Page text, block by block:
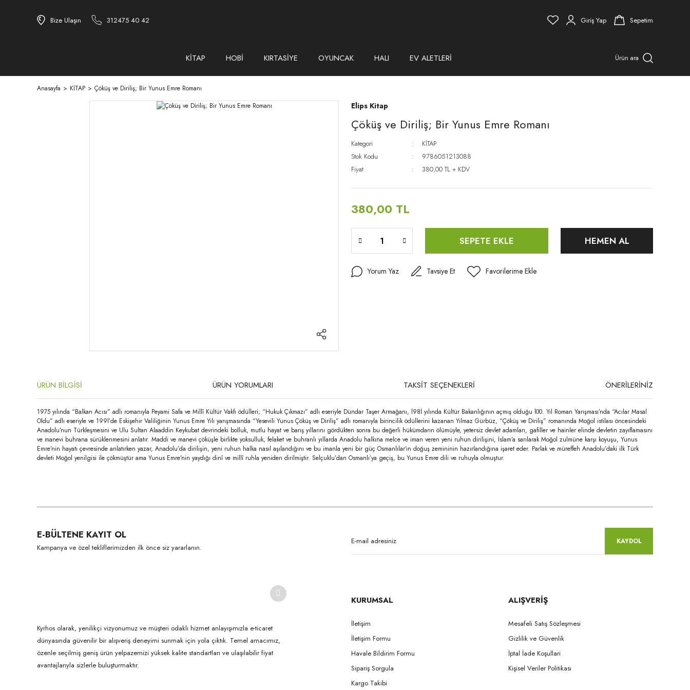
Bize Ulaşın 312475 40 42 Giriş Yap Sepetim
KİTAP HOBİ KIRTASİYE OYUNCAK HALI EV ALETLERİ Ürün ara
Anasayfa KİTAP Çöküş ve Diriliş; Bir Yunus Emre Romanı
Elips Kitap
Çöküş ve Diriliş; Bir Yunus Emre Romanı
Kategori
KİTAP
Stok Kodu
9786051213088
Fiyat
380,00 TL + KDV
380,00 TL
SEPETE EKLE HEMEN AL
Yorum Yaz Tavsiye Et
ÜRÜN BİLGİSİ ÜRÜN YORUMLARI TAKSİT SEÇENEKLERİ ÖNERİLERİNİZ
1975 yılında “Balkan Acısı” adlı romanıyla Peyami Safa ve Millî Kültür Vakfı ödülleri; “Hukuk Çıkmazı” adlı eseriyle Dündar Taşer Armağanı, l98l yılında Kültür Bakanlığının açmış olduğu l00. Yıl Roman Yarışması’nda “Acılar Masal
Oldu” adlı eseriyle ve 199l’de Eskişehir Valiliğinin Yunus Emre Yılı yarışmasında “Yesevili Yunus Çöküş ve Diriliş” adlı romanıyla birincilik ödüllerini kazanan Yılmaz Gürbüz, “Çöküş ve Diriliş” romanında Moğol istilası öncesindeki
Anadolu’nun Türkleşmesini ve Ulu Sultan Alaaddin Keykubat devrindeki bolluk, mutlu hayat ve barış yıllarını gördükten sonra bu değerli hükümdarın ölümüyle, yetersiz devlet adamları, gafiller ve hainler elinde devletin zayıflamasını
ve manevi buhrana sürüklenmesini anlatır. Maddi ve manevi çöküşle birlikte yoksulluk, felaket ve buhranlı yıllarda Anadolu halkına melce ve iman veren yeni ruhun dirilişini, İslam’a sarılarak Moğol zulmüne karşı koyuşu, Yunus
Emre’nin hayatı çevresinde anlatırken yazar, Anadolu’da dirilişin, yeni ruhun halka nasıl aşılandığını ve bu imanla yeni bir güç Osmanlılar’ın doğuş zemininin hazırlandığına işaret eder. Parlak ve müreffeh Anadolu’daki ilk Türk
devleti Moğol yenilgisi ile çökmüştür ama Yunus Emre’nin yaydığı dinî ve millî ruhla yeniden dirilmiştir. Selçuklu’dan Osmanlı’ya geçiş, bu Yunus Emre dili ve ruhuyla olmuştur.
Ürün açıklamasında eksik bilgiler bulunuyor.
Ürün bilgilerinde hatalar bulunuyor.
E-BÜLTENE KAYIT OL
Kampanya ve özel tekliflerimizden ilk önce siz yararlanın.
KAYDOL
Kyrhos olarak, yenilikçi vizyonumuz ve müşteri odaklı hizmet anlayışımızla e-ticaret
dünyasında güvenilir bir alışveriş deneyimi sunmak için yola çıktık. Temel amacımız,
özenle seçilmiş geniş ürün yelpazemizi yüksek kalite standartları ve ulaşılabilir fiyat
avantajlarıyla sizlerle buluşturmaktır.
KURUMSAL
İletişim
İletişim Formu
Havale Bildirim Formu
Sipariş Sorgula
Kargo Takibi
ALIŞVERİŞ
Mesafeli Satış Sözleşmesi
Gizlilik ve Güvenlik
İptal İade Koşullari
Kişisel Veriler Politikası